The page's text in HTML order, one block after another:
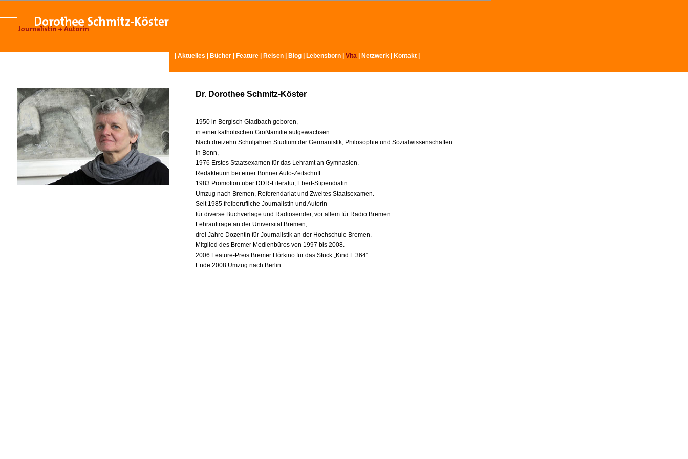
Aktuelles Bücher Feature Reisen Blog Lebensborn Vita Netzwerk Kontakt
Dr. Dorothee Schmitz-Köster
1950 in Bergisch Gladbach geboren,
in einer katholischen Großfamilie aufgewachsen.
Nach dreizehn Schuljahren Studium der Germanistik, Philosophie und Sozialwissenschaften
in Bonn,
1976 Erstes Staatsexamen für das Lehramt an Gymnasien.
Redakteurin bei einer Bonner Auto-Zeitschrift.
1983 Promotion über DDR-Literatur, Ebert-Stipendiatin.
Umzug nach Bremen, Referendariat und Zweites Staatsexamen.
Seit 1985 freiberufliche Journalistin und Autorin
für diverse Buchverlage und Radiosender, vor allem für Radio Bremen.
Lehraufträge an der Universität Bremen,
drei Jahre Dozentin für Journalistik an der Hochschule Bremen.
Mitglied des Bremer Medienbüros von 1997 bis 2008.
2006 Feature-Preis Bremer Hörkino für das Stück „Kind L 364“.
Ende 2008 Umzug nach Berlin.